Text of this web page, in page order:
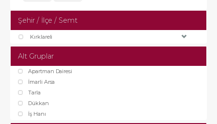
Şehir / İlçe / Semt
Kırklareli
Alt Gruplar
Apartman Dairesi
İmarli Arsa
Tarla
Dükkan
İş Hanı